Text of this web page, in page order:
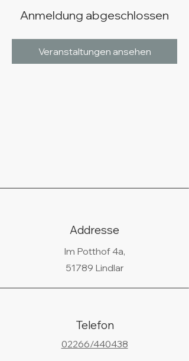
Anmeldung abgeschlossen
Veranstaltungen ansehen
Addresse
Im Potthof 4a,
51789 Lindlar
Telefon
02266/440438